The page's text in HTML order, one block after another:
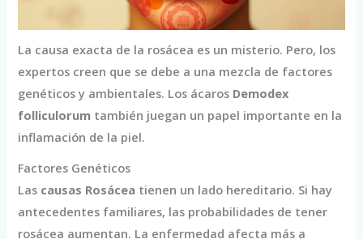
La causa exacta de la rosácea es un misterio. Pero, los
expertos creen que se debe a una mezcla de factores
genéticos y ambientales. Los ácaros Demodex
folliculorum también juegan un papel importante en la
inflamación de la piel.
Factores Genéticos
Las causas Rosácea tienen un lado hereditario. Si hay
antecedentes familiares, las probabilidades de tener
rosácea aumentan. La enfermedad afecta más a